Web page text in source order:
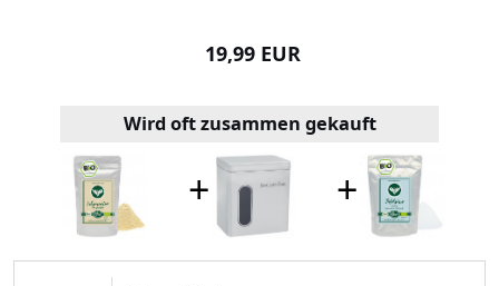
19,99 EUR
Wird oft zusammen gekauft
+ +